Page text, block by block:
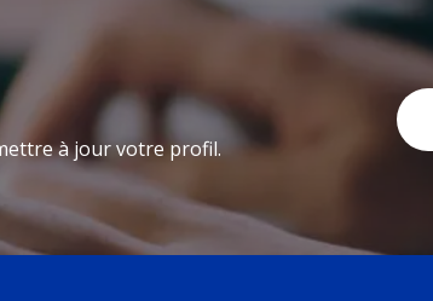
à jour votre profil.